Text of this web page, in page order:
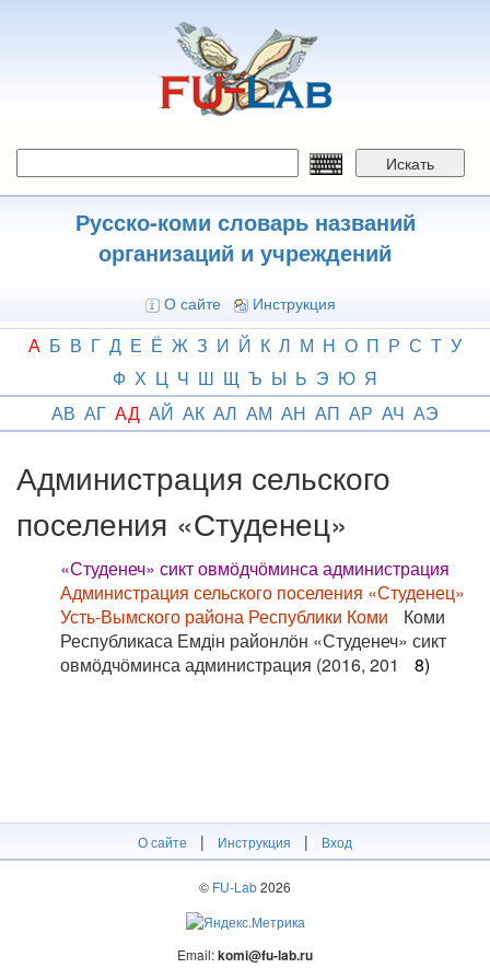
Искать
Русско-коми словарь названий
организаций и учреждений
О сайте Инструкция
А Б В Г Д Е Ё Ж З И Й К Л М Н О П Р С Т У
Ф Х Ц Ч Ш Щ Ъ Ы Ь Э Ю Я
АВ АГ АД АЙ АК АЛ АМ АН АП АР АЧ АЭ
Администрация сельского
поселения «Студенец»
«Студенеч» сикт овмӧдчӧминса администрация
Администрация сельского поселения «Студенец»
Усть-Вымского района Республики Коми
Коми
Республикаса Емдін районлӧн «Студенеч» сикт
овмӧдчӧминса администрация (2016, 201
8)
О сайте | Инструкция | Вход
© FU-Lab2026
Email:komi@fu-lab.ru